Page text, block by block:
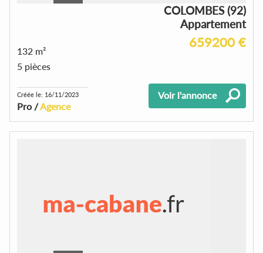
COLOMBES (92)
Appartement
659200 €
132 m²
5 pièces
Créée le: 16/11/2023
Pro /Agence
Voir l'annonce